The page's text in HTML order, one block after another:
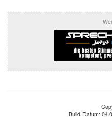
Build-Datum: